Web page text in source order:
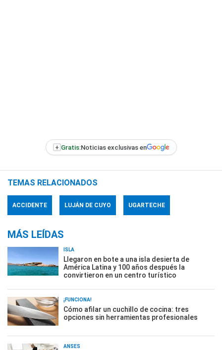
+ Gratis:Noticias exclusivas en
TEMAS RELACIONADOS
ACCIDENTE LUJÁN DE CUYO UGARTECHE
MÁS LEÍDAS
ISLA
Llegaron en bote a una isla desierta de
América Latina y 100 años después la
convirtieron en un centro turístico
¡FUNCIONA!
Cómo afilar un cuchillo de cocina: tres
opciones sin herramientas profesionales
ANSES